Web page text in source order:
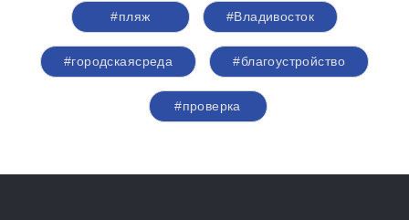
#пляж #Владивосток
#городскаясреда #благоустройство
#проверка